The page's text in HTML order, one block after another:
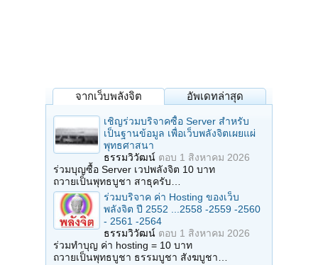
จากเว็บพลังจิต อัพเดทล่าสุด
เชิญร่วมบริจาคซื้อ Server สำหรับ
เป็นฐานข้อมูล เพื่อเว็บพลังจิตเผยแผ่
พุทธศาสนา
ธรรมวิวัฒน์ ตอบ 1 สิงหาคม 2026
ร่วมบุญซื้อ Server เวปพลังจิต 10 บาท
ถวายเป็นพุทธบูชา สาธุครับ…
ร่วมบริจาค ค่า Hosting ของเว็บ
พลังจิต ปี 2552 ...2558 -2559 -2560
- 2561 -2564
ธรรมวิวัฒน์ ตอบ 1 สิงหาคม 2026
ร่วมทำบุญ ค่า hosting = 10 บาท
ถวายเป็นพุทธบูชา ธรรมบูชา สังฆบูชา…